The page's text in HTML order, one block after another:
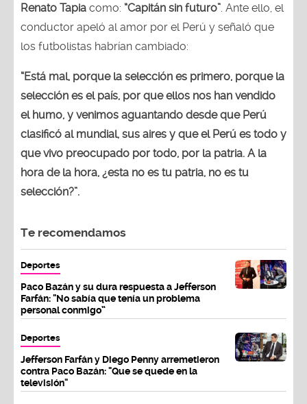
Renato Tapia como: “Capitán sin futuro” . Ante ello, el
conductor apeló al amor por el Perú y señaló que
los futbolistas habrían cambiado:
“Está mal, porque la selección es primero, porque la
selección es el país, por que ellos nos han vendido
el humo, y venimos aguantando desde que Perú
clasificó al mundial, sus aires y que el Perú es todo y
que vivo preocupado por todo, por la patria. A la
hora de la hora, ¿esta no es tu patria, no es tu
selección?”.
Te recomendamos
Deportes
Paco Bazán y su dura respuesta a Jefferson
Farfán: "No sabía que tenía un problema
personal conmigo”
Deportes
Jefferson Farfán y Diego Penny arremetieron
contra Paco Bazán: "Que se quede en la
televisión"